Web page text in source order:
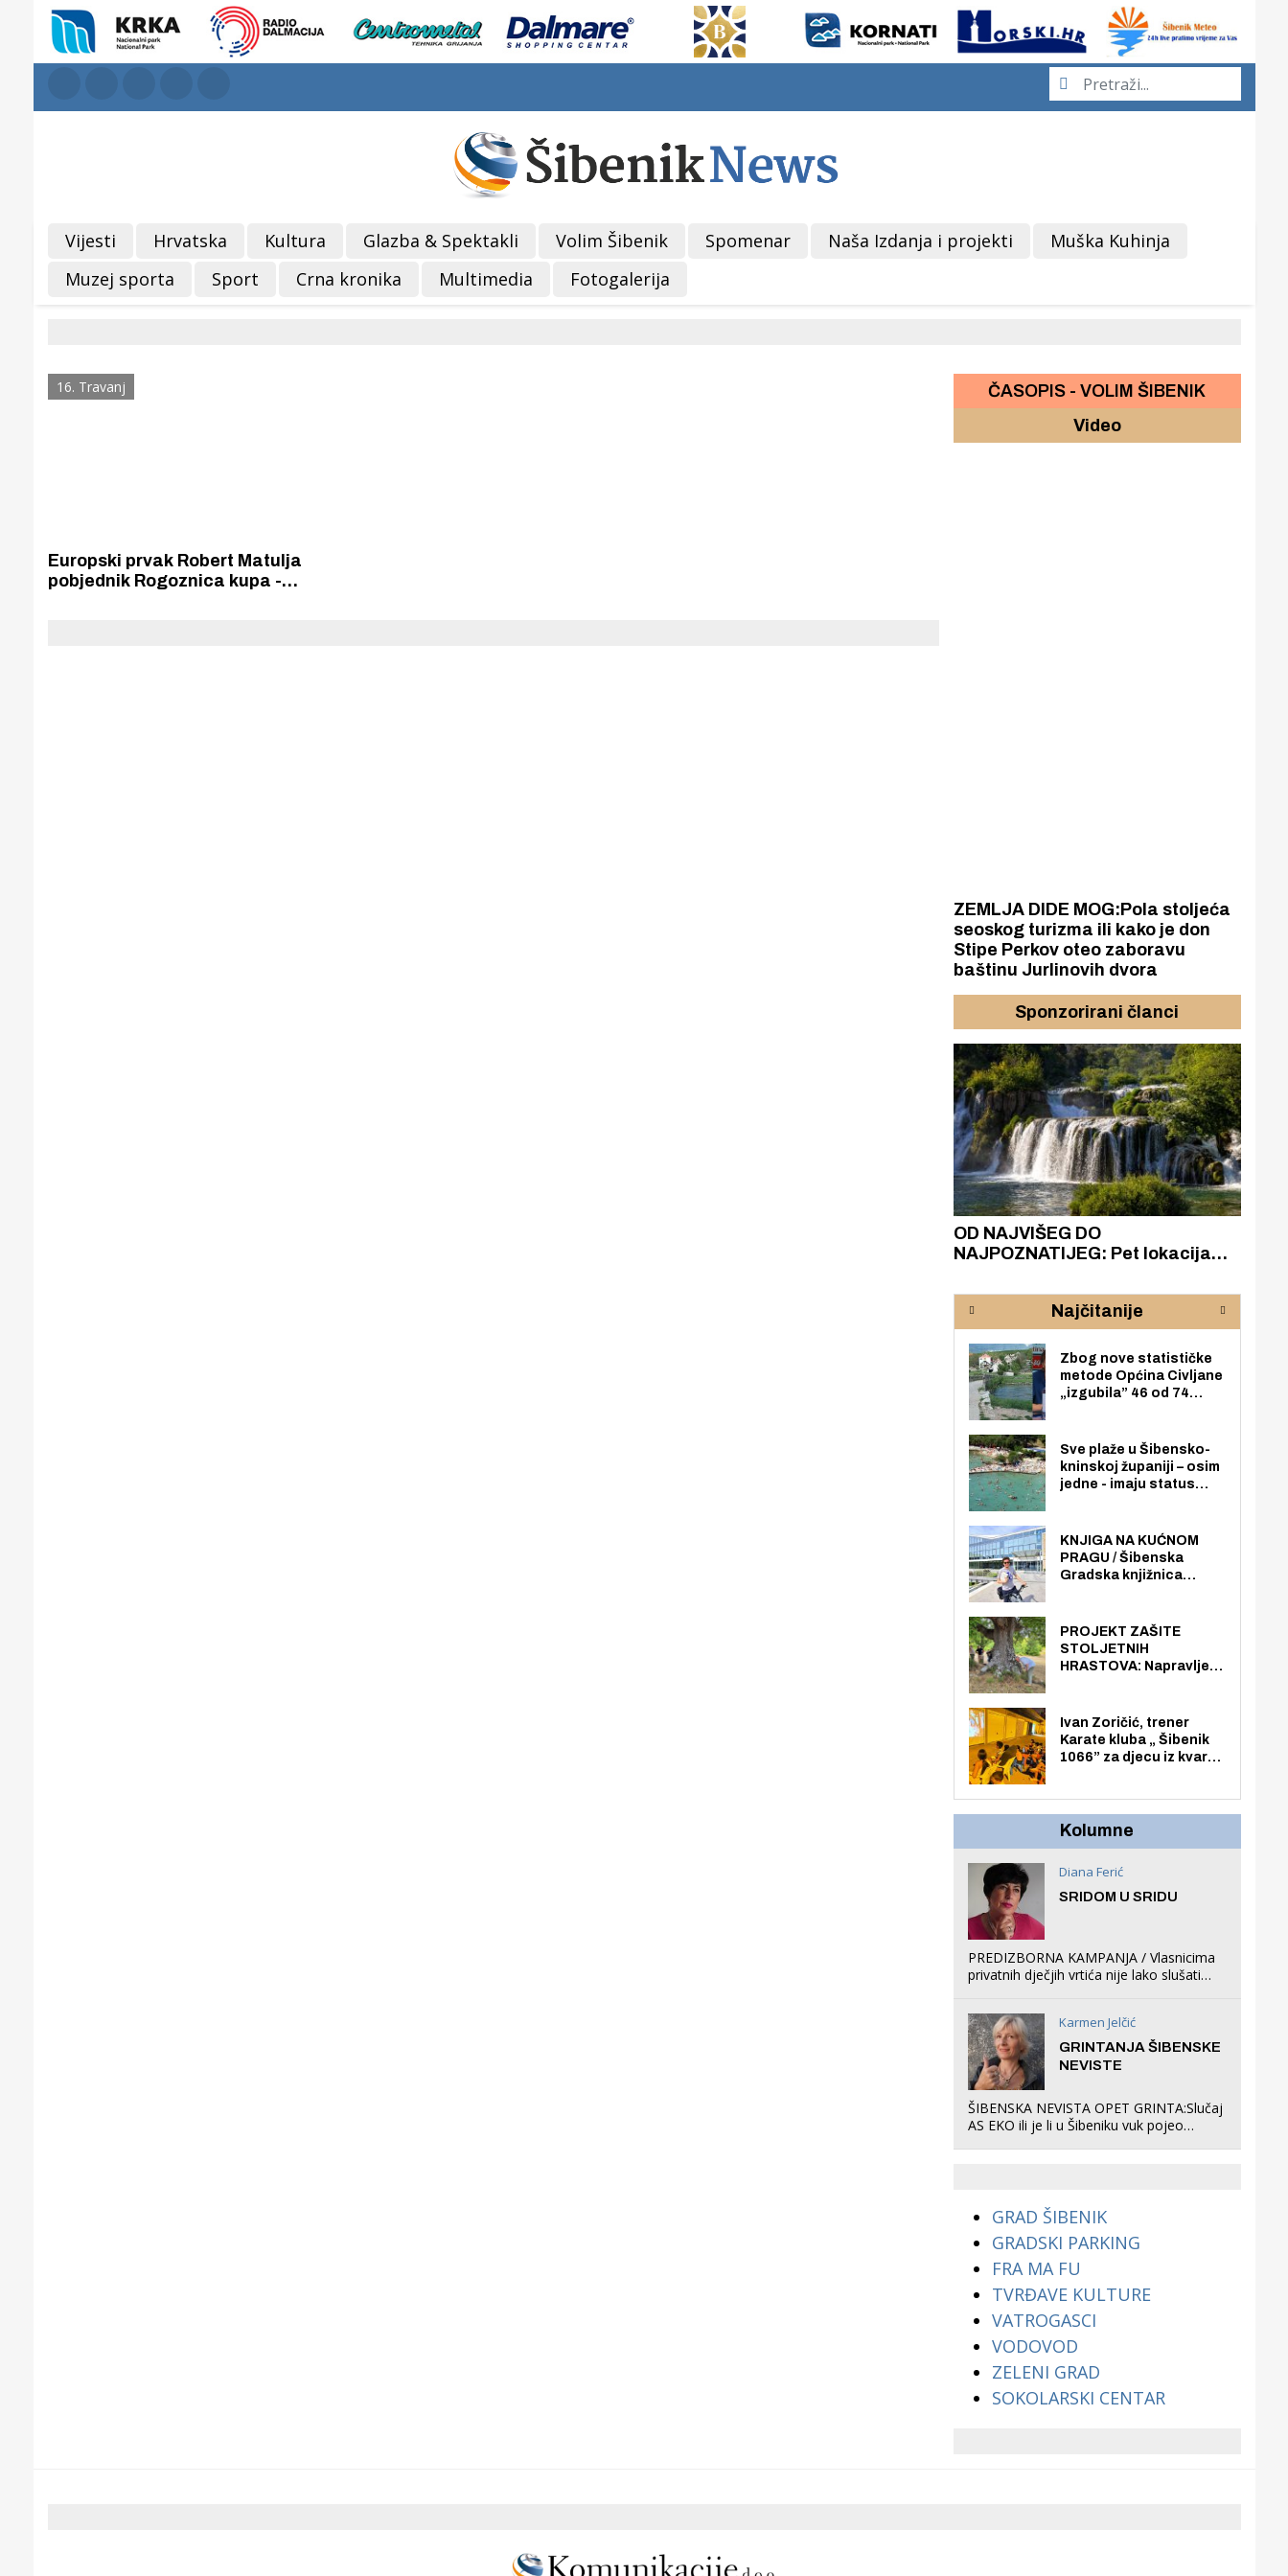
Vijesti Hrvatska Kultura Glazba & Spektakli Volim Šibenik Spomenar Naša Izdanja i projekti
Muška Kuhinja
Muzej sporta
Sport Crna kronika Multimedia Fotogalerija
16. Travanj
Europski prvak Robert Matulja
pobjednik Rogoznica kupa -
ČASOPIS - VOLIM ŠIBENIK
Video
ZEMLJA DIDE MOG:Pola stoljeća
seoskog turizma ili kako je don
Stipe Perkov oteo zaboravu
baštinu Jurlinovih dvora
Sponzorirani članci
OD NAJVIŠEG DO
NAJPOZNATIJEG: Pet lokacija
rijeke Krke
Najčitanije
Zbog nove statističke
metode Općina Civljane
„izgubila” 46 od 74
nego radno sposobnih
osoba među svojih 170
stanovnika.
Sve plaže u Šibensko-
kninskoj županiji – osim
jedne - imaju status
općoj upotrebi. Pristup
je slobodan i besplatan
za sve građane i
KNJIGA NA KUĆNOM
PRAGU / Šibenska
Gradska knjižnica
knjiga na kućnu adresu
električnim biciklom.
PROJEKT ZAŠITE
STOLJETNIH
HRASTOVA: Napravljen
Zmajevac
Ivan Zoričić, trener
Karate kluba „ Šibenik
1066” za djecu iz kvarta
organizirao dječje
Kolumne
Diana Ferić
SRIDOM U SRIDU
PREDIZBORNA KAMPANJA / Vlasnicima
privatnih dječjih vrtića nije lako slušati
što oni rade u Šibeniku ne postoji
Karmen Jelčić
GRINTANJA ŠIBENSKE
NEVISTE
ŠIBENSKA NEVISTA OPET GRINTA:Slučaj
AS EKO ili je li u Šibeniku vuk pojeo
GRAD ŠIBENIK
GRADSKI PARKING
FRA MA FU
TVRĐAVE KULTURE
VATROGASCI
VODOVOD
ZELENI GRAD
SOKOLARSKI CENTAR